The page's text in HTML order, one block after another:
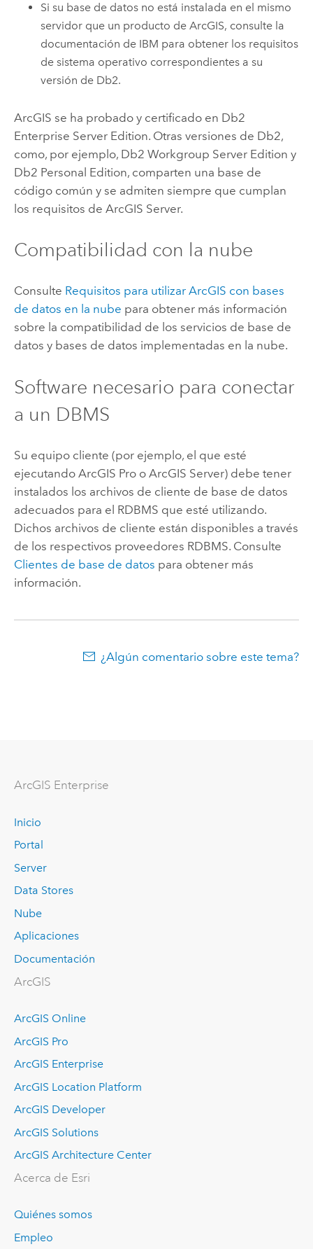
Si su base de datos no está instalada en el mismo
servidor que un producto de ArcGIS, consulte la
documentación de IBM para obtener los requisitos
de sistema operativo correspondientes a su
versión de Db2.
ArcGIS se ha probado y certificado en Db2
Enterprise Server Edition. Otras versiones de Db2,
como, por ejemplo, Db2 Workgroup Server Edition y
Db2 Personal Edition, comparten una base de
código común y se admiten siempre que cumplan
los requisitos de ArcGIS Server.
Compatibilidad con la nube
Consulte Requisitos para utilizar ArcGIS con bases
de datos en la nube para obtener más información
sobre la compatibilidad de los servicios de base de
datos y bases de datos implementadas en la nube.
Software necesario para conectar
a un DBMS
Su equipo cliente (por ejemplo, el que esté
ejecutando ArcGIS Proo ArcGIS Server) debe tener
instalados los archivos de cliente de base de datos
adecuados para el RDBMS que esté utilizando.
Dichos archivos de cliente están disponibles a través
de los respectivos proveedores RDBMS. Consulte
Clientes de base de datos para obtener más
información.
¿Algún comentario sobre este tema?
ArcGIS Enterprise
Inicio
Portal
Server
Data Stores
Nube
Aplicaciones
Documentación
ArcGIS
ArcGIS Online
ArcGIS Pro
ArcGIS Enterprise
ArcGIS Location Platform
ArcGIS Developer
ArcGIS Solutions
ArcGIS Architecture Center
Acerca de Esri
Quiénes somos
Empleo